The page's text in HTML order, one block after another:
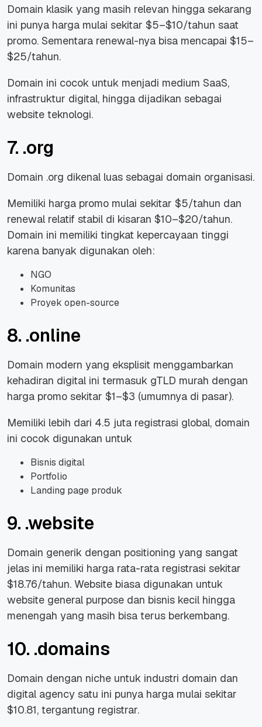
Domain klasik yang masih relevan hingga sekarang
ini punya harga mulai sekitar $5–$10/tahun saat
promo. Sementara renewal-nya bisa mencapai $15–
$25/tahun.
Domain ini cocok untuk menjadi medium SaaS,
infrastruktur digital, hingga dijadikan sebagai
website teknologi.
7. .org
Domain .org dikenal luas sebagai domain organisasi.
Memiliki harga promo mulai sekitar $5/tahun dan
renewal relatif stabil di kisaran $10–$20/tahun.
Domain ini memiliki tingkat kepercayaan tinggi
karena banyak digunakan oleh:
NGO
Komunitas
Proyek open-source
8. .online
Domain modern yang eksplisit menggambarkan
kehadiran digital ini termasuk gTLD murah dengan
harga promo sekitar $1–$3 (umumnya di pasar).
Memiliki lebih dari 4.5 juta registrasi global, domain
ini cocok digunakan untuk
Bisnis digital
Portfolio
Landing page produk
9. .website
Domain generik dengan positioning yang sangat
jelas ini memiliki harga rata-rata registrasi sekitar
$18.76/tahun. Website biasa digunakan untuk
website general purpose dan bisnis kecil hingga
menengah yang masih bisa terus berkembang.
10. .domains
Domain dengan niche untuk industri domain dan
digital agency satu ini punya harga mulai sekitar
$10.81, tergantung registrar.